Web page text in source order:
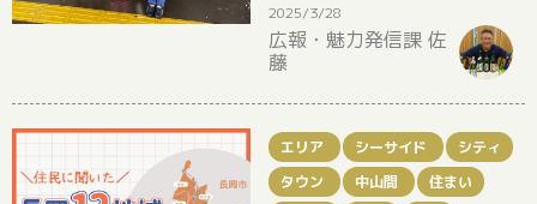
2025/3/28
広報・魅力発信課 佐
藤
エリア シーサイド
シティ
タウン
中山間
住まい